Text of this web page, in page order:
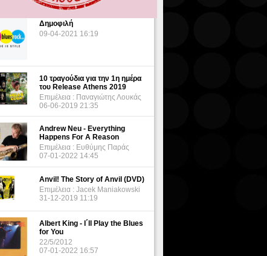
Δημοφιλή
09-04-2021 16:19
10 τραγούδια για την 1η ημέρα
του Release Athens 2019
Επιμέλεια : Παναγιώτης Λουκάς
06-06-2019 21:35
Andrew Neu - Everything
Happens For A Reason
Επιμέλεια : Ευθύμης Παράς
07-01-2022 14:45
Anvil! The Story of Anvil (DVD)
Επιμέλεια : Jacek Maniakowski
31-12-2019 11:19
Albert King - I΄ll Play the Blues
for You
22/5/2012
07-01-2022 16:57